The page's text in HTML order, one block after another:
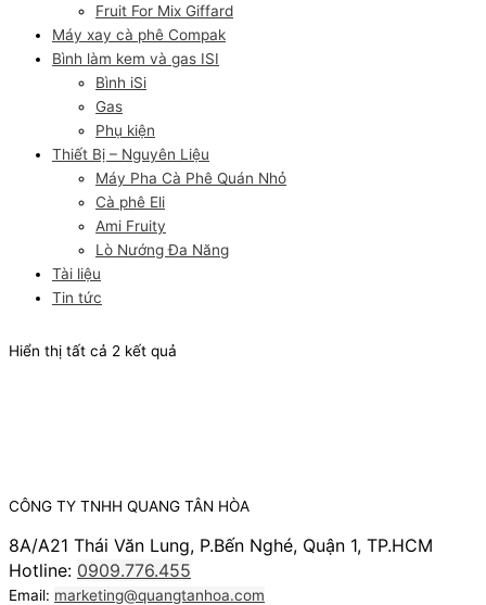
Fruit For Mix Giffard
Máy xay cà phê Compak
Bình làm kem và gas ISI
Bình iSi
Gas
Phụ kiện
Thiết Bị – Nguyên Liệu
Máy Pha Cà Phê Quán Nhỏ
Cà phê Eli
Ami Fruity
Lò Nướng Đa Năng
Tài liệu
Tin tức
Hiển thị tất cả 2 kết quả
CÔNG TY TNHH QUANG TÂN HÒA
8A/A21 Thái Văn Lung, P.Bến Nghé, Quận 1, TP.HCM
Hotline: 0909.776.455
Email: marketing@quangtanhoa.com